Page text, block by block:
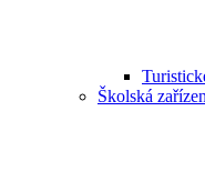
Školská